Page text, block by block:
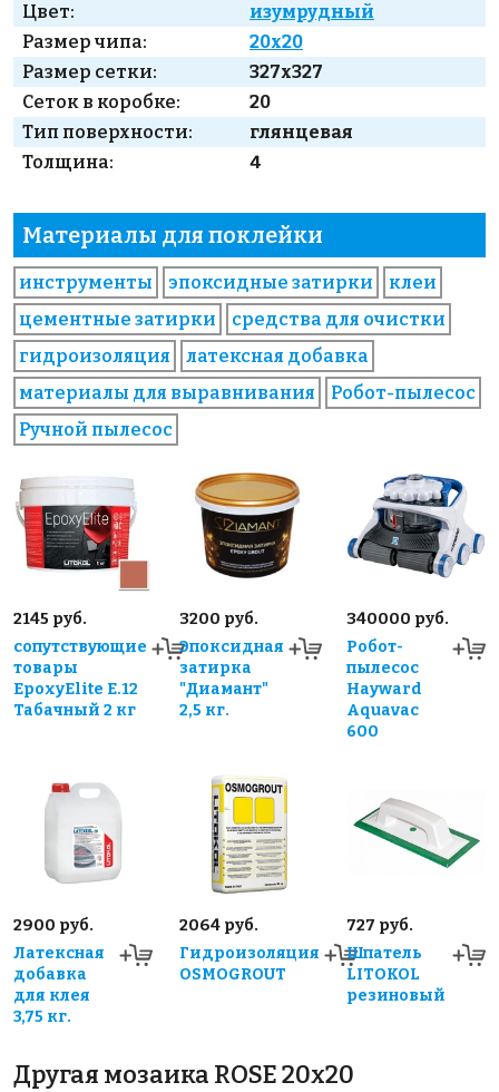
Цвет:
изумрудный
Размер чипа:
20x20
Размер сетки:
327x327
Сеток в коробке:
20
Тип поверхности:
глянцевая
Толщина:
4
Материалы для поклейки
инструменты эпоксидные затирки
клеи
цементные затирки
средства для очистки
гидроизоляция
латексная добавка
материалы для выравнивания
Робот-пылесос
Ручной пылесос
2145 руб.
сопутствующие
товары
EpoxyElite E.12
Табачный 2 кг
3200 руб.
Эпоксидная
затирка
"Диамант"
2,5 кг.
340000 руб.
Робот-
пылесос
Hayward
Aquavac
600
2900 руб.
Латексная
добавка
для клея
3,75 кг.
2064 руб.
Гидроизоляция
OSMOGROUT
727 руб.
Шпатель
LITOKOL
резиновый
Другая мозаика ROSE 20x20